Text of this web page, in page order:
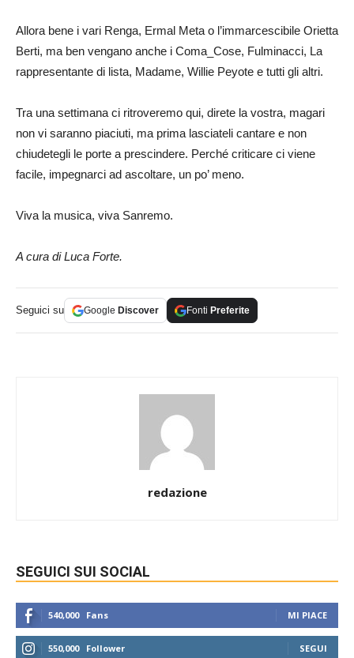
Allora bene i vari Renga, Ermal Meta o l’immarcescibile Orietta
Berti, ma ben vengano anche i Coma_Cose, Fulminacci, La
rappresentante di lista, Madame, Willie Peyote e tutti gli altri.
Tra una settimana ci ritroveremo qui, direte la vostra, magari
non vi saranno piaciuti, ma prima lasciateli cantare e non
chiudetegli le porte a prescindere. Perché criticare ci viene
facile, impegnarci ad ascoltare, un po’ meno.
Viva la musica, viva Sanremo.
A cura di Luca Forte.
Seguici su Google Discover Fonti Preferite
redazione
SEGUICI SUI SOCIAL
540,000 Fans MI PIACE
550,000 Follower SEGUI